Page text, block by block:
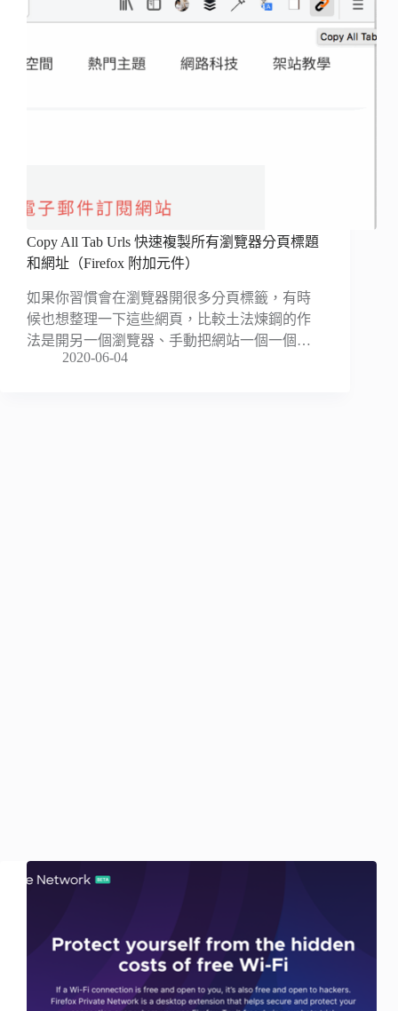
Copy All Tab Urls 快速複製所有瀏覽器分頁標題
和網址（Firefox 附加元件）
如果你習慣會在瀏覽器開很多分頁標籤，有時
候也想整理一下這些網頁，比較土法煉鋼的作
法是開另一個瀏覽器、手動把網站一個一個…
2020-06-04